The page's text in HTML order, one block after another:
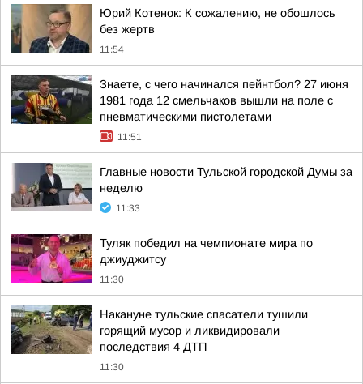
Юрий Котенок: К сожалению, не обошлось
без жертв
11:54
Знаете, с чего начинался пейнтбол? 27 июня
1981 года 12 смельчаков вышли на поле с
пневматическими пистолетами
11:51
Главные новости Тульской городской Думы за
неделю
11:33
Туляк победил на чемпионате мира по
джиуджитсу
11:30
Накануне тульские спасатели тушили
горящий мусор и ликвидировали
последствия 4 ДТП
11:30